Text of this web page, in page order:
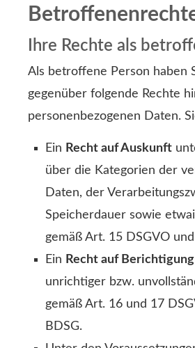
Ihre Rechte als
Als betroffene Person haben
gegenüber folgende Rechte
personenbezogenen Daten.
Ein Recht auf Auskunft
über die Kategorien der
Daten, der
Speicherdauer sowie
gemäß Art. 15 DSGVO
Ein Recht auf
unrichtiger bzw.
gemäß Art. 16 und 17
BDSG.